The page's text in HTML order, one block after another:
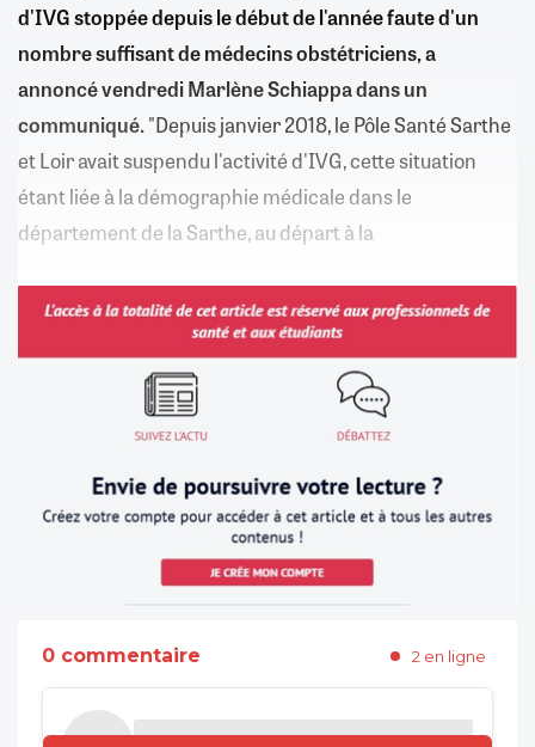
d'IVG stoppée depuis le début de l'année faute d'un
nombre suffisant de médecins obstétriciens, a
annoncé vendredi Marlène Schiappa dans un
communiqué."Depuis janvier 2018, le Pôle Santé Sarthe
et Loir avait suspendu l'activité d'IVG, cette situation
étant liée à la démographie médicale dans le
département de la Sarthe, au départ à la
0 commentaire 2 en ligne